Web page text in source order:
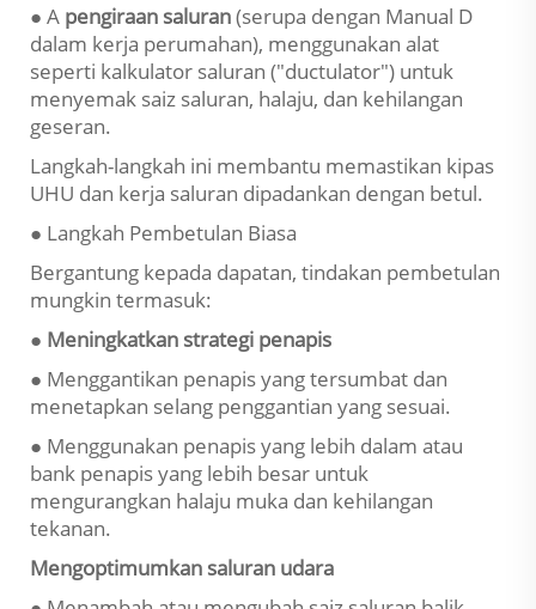
● A pengiraan saluran(serupa dengan Manual D
dalam kerja perumahan), menggunakan alat
seperti kalkulator saluran ("ductulator") untuk
menyemak saiz saluran, halaju, dan kehilangan
geseran.
Langkah-langkah ini membantu memastikan kipas
UHU dan kerja saluran dipadankan dengan betul.
● Langkah Pembetulan Biasa
Bergantung kepada dapatan, tindakan pembetulan
mungkin termasuk:
● Meningkatkan strategi penapis
● Menggantikan penapis yang tersumbat dan
menetapkan selang penggantian yang sesuai.
● Menggunakan penapis yang lebih dalam atau
bank penapis yang lebih besar untuk
mengurangkan halaju muka dan kehilangan
tekanan.
Mengoptimumkan saluran udara